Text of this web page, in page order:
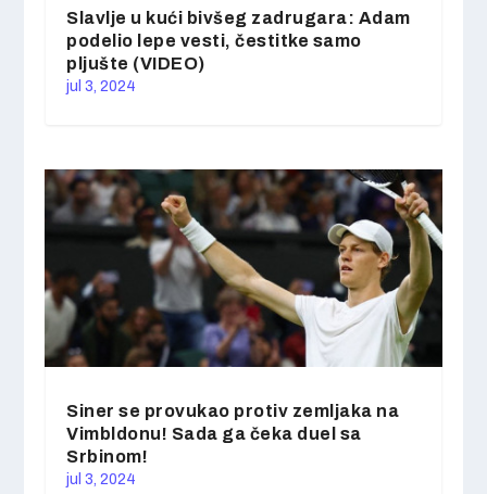
Slavlje u kući bivšeg zadrugara: Adam
podelio lepe vesti, čestitke samo
pljušte (VIDEO)
jul 3, 2024
Siner se provukao protiv zemljaka na
Vimbldonu! Sada ga čeka duel sa
Srbinom!
jul 3, 2024